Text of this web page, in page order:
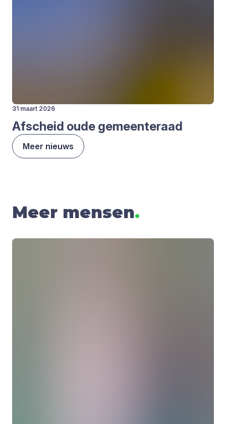
31 maart 2026
Afscheid oude gemeen­te­raad
Meer nieuws
Meer mensen.